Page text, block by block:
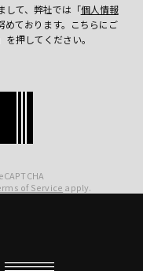
して、弊社では「個人情報
ております。 こちらにご
押してください。
of Service apply.